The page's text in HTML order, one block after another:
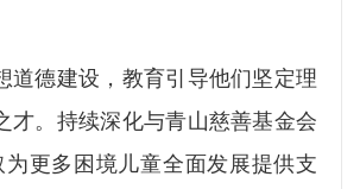
德建设，教育引导他们坚定理
才。持续深化与青山慈善基金会
更多困境儿童全面发展提供支